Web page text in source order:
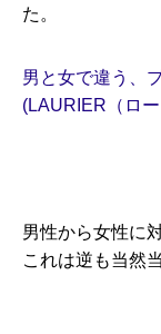
た。
男と女で違う、
(LAURIER（ロ
男性から女性に
これは逆も当然